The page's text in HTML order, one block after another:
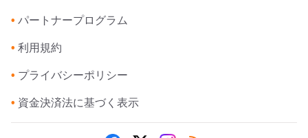
• パートナープログラム
• 利用規約
• プライバシーポリシー
• 資金決済法に基づく表示